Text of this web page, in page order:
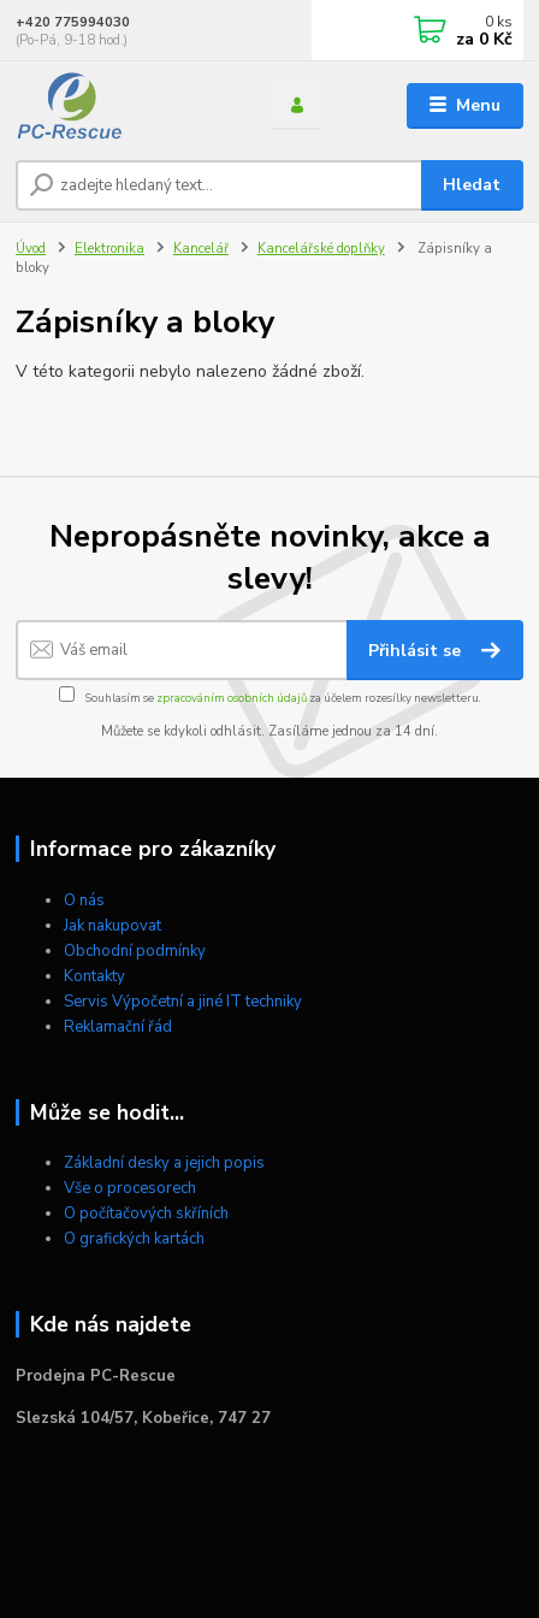
Menu
Hledat
+420 775994030
(Po-Pá, 9-18 hod.)
0 ks
za 0 Kč
Úvod Elektronika Kancelář Kancelářské doplňky
Zápisníky a
bloky
Zápisníky a bloky
V této kategorii nebylo nalezeno žádné zboží.
Nepropásněte novinky, akce a
slevy!
Přihlásit se
Souhlasím se zpracováním osobních údajůza účelem rozesílky newsletteru.
Můžete se kdykoli odhlásit. Zasíláme jednou za 14 dní.
Informace pro zákazníky
O nás
Jak nakupovat
Obchodní podmínky
Kontakty
Servis Výpočetní a jiné IT techniky
Reklamační řád
Může se hodit...
Základní desky a jejich popis
Vše o procesorech
O počítačových skříních
O grafických kartách
Kde nás najdete
Prodejna PC-Rescue
Slezská 104/57, Kobeřice, 747 27